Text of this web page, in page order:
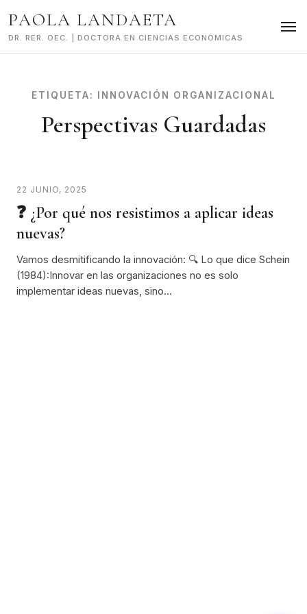
to
content
PAOLA LANDAETA
DR. RER. OEC. | DOCTORA EN CIENCIAS ECONÓMICAS
ETIQUETA: INNOVACIÓN ORGANIZACIONAL
Perspectivas Guardadas
22 JUNIO, 2025
❓ ¿Por qué nos resistimos a aplicar ideas
nuevas?
Vamos desmitificando la innovación: 🔍 Lo que dice Schein
(1984):Innovar en las organizaciones no es solo
implementar ideas nuevas, sino…